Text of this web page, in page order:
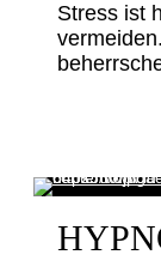
Stress ist